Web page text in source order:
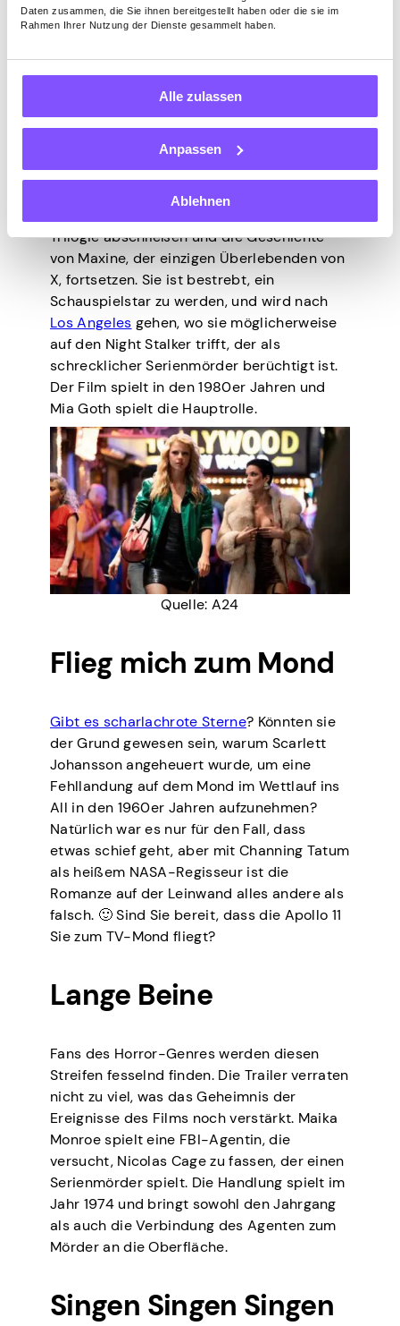
Daten zusammen, die Sie ihnen bereitgestellt haben oder die sie im
Rahmen Ihrer Nutzung der Dienste gesammelt haben.
Alle zulassen
Anpassen
Ablehnen
es mit einem Kriminellen zu tun haben, der
bereit ist, ihnen zu schaden. Es ist nur eine
lustige gelbe Geschichte, die dich dazu
bringen wird, mehr Banane zu wollen
(hungrig nach mehr). 🙂
MaXXXine
Trilogie abschließen und die Geschichte
von Maxine, der einzigen Überlebenden von
X, fortsetzen. Sie ist bestrebt, ein
Schauspielstar zu werden, und wird nach
Los Angeles gehen, wo sie möglicherweise
auf den Night Stalker trifft, der als
schrecklicher Serienmörder berüchtigt ist.
Der Film spielt in den 1980er Jahren und
Mia Goth spielt die Hauptrolle.
Quelle: A24
Flieg mich zum Mond
Gibt es scharlachrote Sterne? Könnten sie
der Grund gewesen sein, warum Scarlett
Johansson angeheuert wurde, um eine
Fehllandung auf dem Mond im Wettlauf ins
All in den 1960er Jahren aufzunehmen?
Natürlich war es nur für den Fall, dass
etwas schief geht, aber mit Channing Tatum
als heißem NASA-Regisseur ist die
Romanze auf der Leinwand alles andere als
falsch. 🙂 Sind Sie bereit, dass die Apollo 11
Sie zum TV-Mond fliegt?
Lange Beine
Fans des Horror-Genres werden diesen
Streifen fesselnd finden. Die Trailer verraten
nicht zu viel, was das Geheimnis der
Ereignisse des Films noch verstärkt. Maika
Monroe spielt eine FBI-Agentin, die
versucht, Nicolas Cage zu fassen, der einen
Serienmörder spielt. Die Handlung spielt im
Jahr 1974 und bringt sowohl den Jahrgang
als auch die Verbindung des Agenten zum
Mörder an die Oberfläche.
Singen Singen Singen